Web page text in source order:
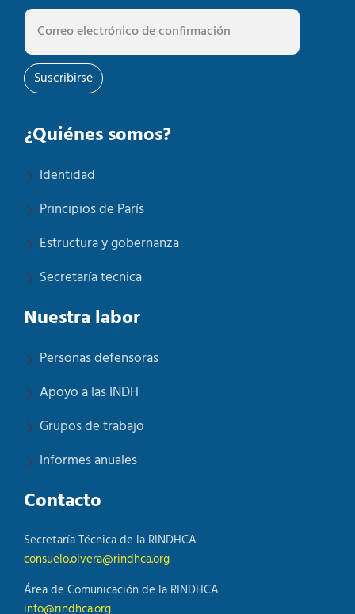
Suscribirse
¿Quiénes somos?
Identidad
Principios de París
Estructura y gobernanza
Secretaría tecnica
Nuestra labor
Personas defensoras
Apoyo a las INDH
Grupos de trabajo
Informes anuales
Contacto
Secretaría Técnica de la RINDHCA
consuelo.olvera@rindhca.org
Área de Comunicación de la RINDHCA
info@rindhca.org